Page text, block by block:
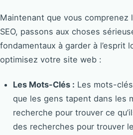
Maintenant que vous comprenez
SEO, passons aux choses
fondamentaux à garder à l’esprit
optimisez votre site web :
Les Mots-Clés : Les mots-
que les gens tapent dans les
recherche pour trouver ce
des recherches pour trouver